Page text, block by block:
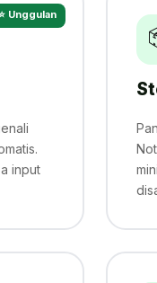
Unggulan
input